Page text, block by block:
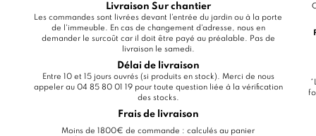
Livraison Sur chantier
Les commandes sont livrées devant l'entrée du jardin ou à la porte
de l'immeuble. En cas de changement d'adresse, nous en
demander le surcoût car il doit être payé au préalable. Pas de
livraison le samedi.
Délai de livraison
Entre 10 et 15 jours ouvrés (si produits en stock). Merci de nous
appeler au 04 85 80 01 19 pour toute question liée à la vérification
des stocks.
Frais de livraison
Moins de 1800€ de commande : calculés au panier